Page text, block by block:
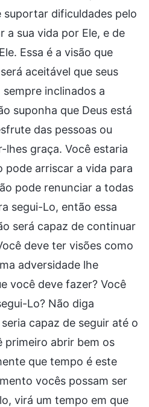
dificuldades pelo
a sua vida por Ele, e de
Essa é a visão que
aceitável que seus
inclinados a
suponha que Deus está
das pessoas ou
lhes graça. Você estaria
pode arriscar a vida para
pode renunciar a todas
segui-Lo, então essa
será capaz de continuar
deve ter visões como
adversidade lhe
você deve fazer? Você
Lo? Não diga
capaz de seguir até o
primeiro abrir bem os
que tempo é este
vocês possam ser
virá um tempo em que